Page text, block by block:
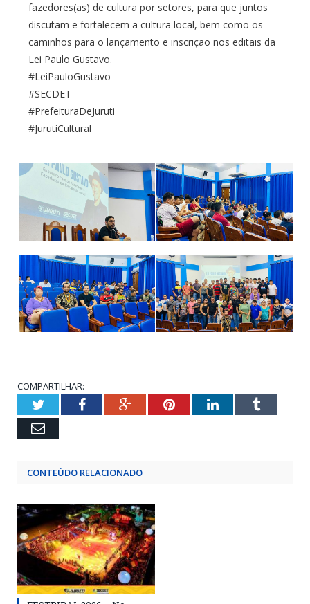
fazedores(as) de cultura por setores, para que juntos
discutam e fortalecem a cultura local, bem como os
caminhos para o lançamento e inscrição nos editais da
Lei Paulo Gustavo.
#LeiPauloGustavo
#SECDET
#PrefeituraDeJuruti
#JurutiCultural
COMPARTILHAR:
TwitterFacebookGoogle+PinterestLinkedInTumblr
Email
CONTEÚDO RELACIONADO